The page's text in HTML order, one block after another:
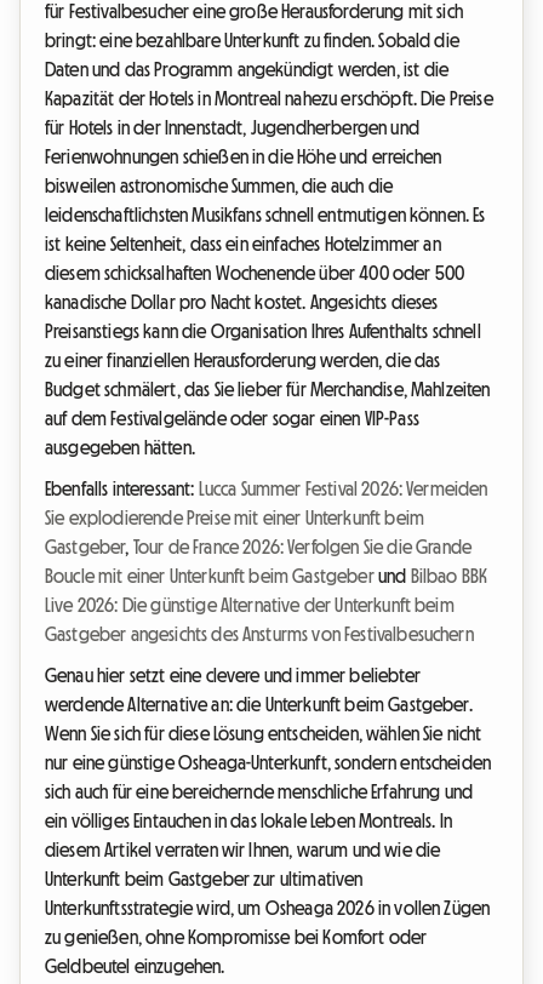
für Festivalbesucher eine große Herausforderung mit sich
bringt: eine bezahlbare Unterkunft zu finden. Sobald die
Daten und das Programm angekündigt werden, ist die
Kapazität der Hotels in Montreal nahezu erschöpft. Die Preise
für Hotels in der Innenstadt, Jugendherbergen und
Ferienwohnungen schießen in die Höhe und erreichen
bisweilen astronomische Summen, die auch die
leidenschaftlichsten Musikfans schnell entmutigen können. Es
ist keine Seltenheit, dass ein einfaches Hotelzimmer an
diesem schicksalhaften Wochenende über 400 oder 500
kanadische Dollar pro Nacht kostet. Angesichts dieses
Preisanstiegs kann die Organisation Ihres Aufenthalts schnell
zu einer finanziellen Herausforderung werden, die das
Budget schmälert, das Sie lieber für Merchandise, Mahlzeiten
auf dem Festivalgelände oder sogar einen VIP-Pass
ausgegeben hätten.
Ebenfalls interessant: Lucca Summer Festival 2026: Vermeiden
Sie explodierende Preise mit einer Unterkunft beim
Gastgeber, Tour de France 2026: Verfolgen Sie die Grande
Boucle mit einer Unterkunft beim Gastgeberund Bilbao BBK
Live 2026: Die günstige Alternative der Unterkunft beim
Gastgeber angesichts des Ansturms von Festivalbesuchern
Genau hier setzt eine clevere und immer beliebter
werdende Alternative an: die Unterkunft beim Gastgeber.
Wenn Sie sich für diese Lösung entscheiden, wählen Sie nicht
nur eine günstige Osheaga-Unterkunft, sondern entscheiden
sich auch für eine bereichernde menschliche Erfahrung und
ein völliges Eintauchen in das lokale Leben Montreals. In
diesem Artikel verraten wir Ihnen, warum und wie die
Unterkunft beim Gastgeber zur ultimativen
Unterkunftsstrategie wird, um Osheaga 2026 in vollen Zügen
zu genießen, ohne Kompromisse bei Komfort oder
Geldbeutel einzugehen.